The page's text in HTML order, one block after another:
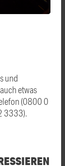
und
etwas
(0800 0
3333).